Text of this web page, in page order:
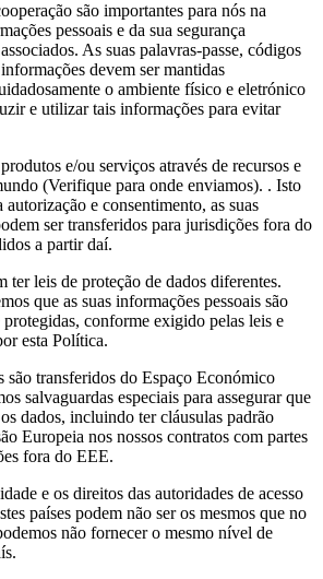
são importantes para nós na
pessoais e da sua segurança
As suas palavras-passe, códigos
devem ser mantidas
o ambiente físico e eletrónico
e utilizar tais informações para evitar
e/ou serviços através de recursos e
(Verifique para onde enviamos). . Isto
e consentimento, as suas
ser transferidos para jurisdições fora do
a partir daí.
ter leis de proteção de dados diferentes.
que as suas informações pessoais são
protegidas, conforme exigido pelas leis e
esta Política.
são transferidos do Espaço Económico
salvaguardas especiais para assegurar que
dados, incluindo ter cláusulas padrão
Europeia nos nossos contratos com partes
fora do EEE.
e os direitos das autoridades de acesso
países podem não ser os mesmos que no
não fornecer o mesmo nível de